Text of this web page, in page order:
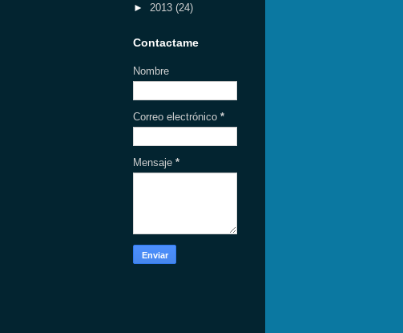
► 2013 (24)
Contactame
Nombre
Correo electrónico *
Mensaje *